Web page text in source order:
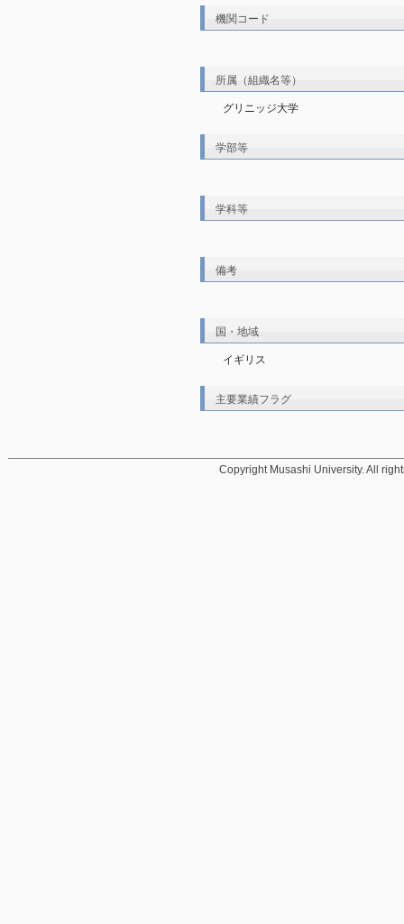
機関コード
所属（組織名等）
グリニッジ大学
学部等
学科等
備考
国・地域
イギリス
主要業績フラグ